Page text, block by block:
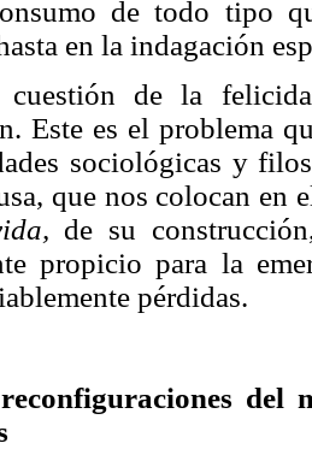
de todo tipo
en la indagación
de la
Este es el problema
sociológicas y
que nos colocan
de su
propicio para la
pérdidas.
del